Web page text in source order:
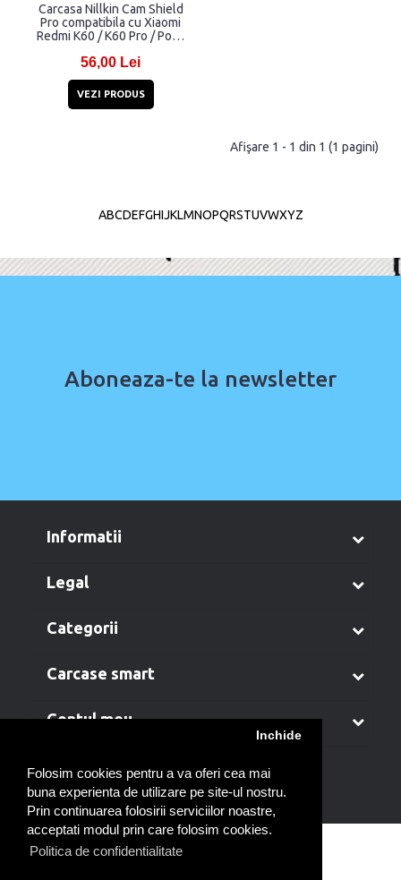
Folosim cookies pentru a va oferi cea mai
buna experienta de utilizare pe site-ul nostru.
Prin continuarea folosirii serviciilor noastre,
acceptati modul prin care folosim cookies.
Politica de confidentialitate
Inchide
Carcasa Nillkin Cam Shield
Pro compatibila cu Xiaomi
Redmi K60 / K60 Pro / Poco
56,00 Lei
VEZI PRODUS
Afişare 1 - 1 din 1 (1 pagini)
ABCDEFGHIJKLMNOPQRSTUVWXYZ
Aboneaza-te la newsletter
informatii
legal
categorii
carcase smart
contul meu